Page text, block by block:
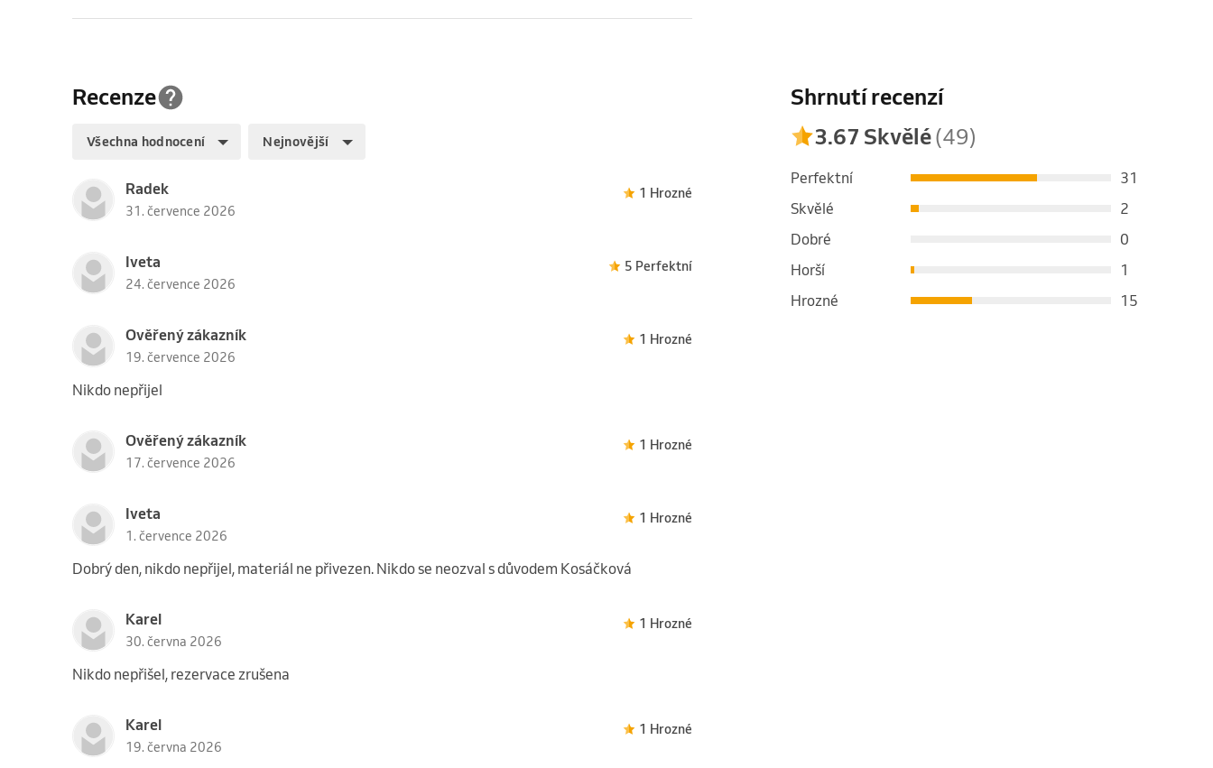
Recenze
Všechna hodnocení Nejnovější
Radek
31. července 2026
1 Hrozné
Iveta
24. července 2026
5 Perfektní
Ověřený zákazník
19. července 2026
1 Hrozné
Nikdo nepřijel
Ověřený zákazník
17. července 2026
1 Hrozné
Iveta
1. července 2026
1 Hrozné
Dobrý den, nikdo nepřijel, materiál ne přivezen. Nikdo se neozval s důvodem Kosáčková
Karel
30. června 2026
1 Hrozné
Nikdo nepřišel, rezervace zrušena
Karel
19. června 2026
1 Hrozné
Shrnutí recenzí
3.67 Skvělé(49)
Perfektní
31
Skvělé
2
Dobré
0
Horší
1
Hrozné
15